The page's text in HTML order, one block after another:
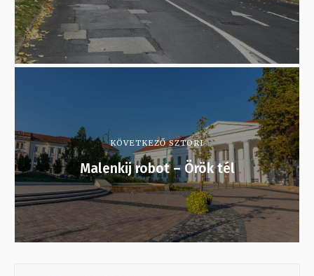
KÖVETKEZŐ SZTORI
Malenkij robot – Örök tél